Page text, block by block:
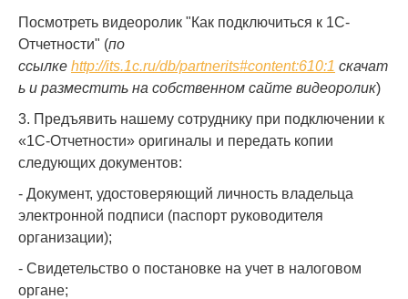
Посмотреть видеоролик "Как подключиться к 1С-
Отчетности" (по
ссылке http://its.1c.ru/db/partnerits#content:610:1 скачат
ь и разместить на собственном сайте видеоролик)
3. Предъявить нашему сотруднику при подключении к
«1С-Отчетности» оригиналы и передать копии
следующих документов:
- Документ, удостоверяющий личность владельца
электронной подписи (паспорт руководителя
организации);
- Свидетельство о постановке на учет в налоговом
органе;